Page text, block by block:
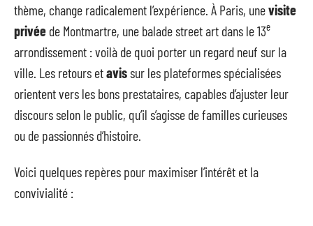
thème, change radicalement l’expérience. À Paris, unevisite
privée de Montmartre, une balade street art dans le 13e
arrondissement : voilà de quoi porter un regard neuf sur la
ville. Les retours etavissur les plateformes spécialisées
orientent vers les bons prestataires, capables d’ajuster leur
discours selon le public, qu’il s’agisse de familles curieuses
ou de passionnés d’histoire.
Voici quelques repères pour maximiser l’intérêt et la
convivialité :